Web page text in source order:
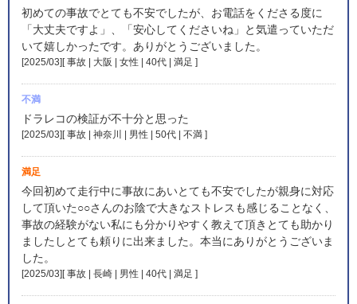
初めての事故でとても不安でしたが、お電話をくださる度に
「大丈夫ですよ」、「安心してくださいね」と気遣っていただ
いて嬉しかったです。ありがとうございました。
[2025/03][ 事故 | 大阪 | 女性 | 40代 | 満足 ]
不満
ドラレコの検証が不十分と思った
[2025/03][ 事故 | 神奈川 | 男性 | 50代 | 不満 ]
満足
今回初めて走行中に事故にあいとても不安でしたが親身に対応
して頂いた○○さんのお陰で大きなストレスも感じることなく、
事故の経験がない私にも分かりやすく教えて頂きとても助かり
ましたしとても頼りに出来ました。本当にありがとうございま
した。
[2025/03][ 事故 | 長崎 | 男性 | 40代 | 満足 ]